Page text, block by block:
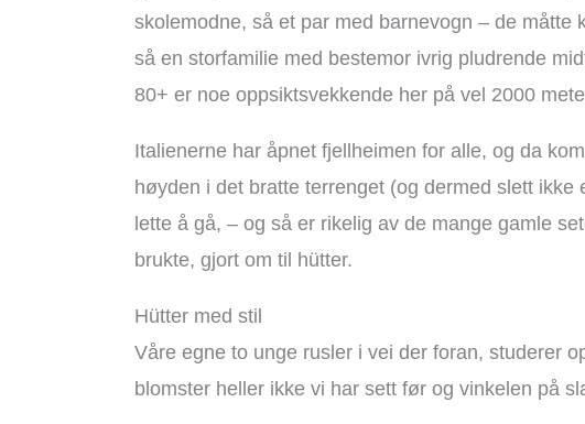
skolemodne, så et par med barnevogn – de måtte
så en storfamilie med bestemor ivrig pludrende
80+ er noe oppsiktsvekkende her på vel 2000
Italienerne har åpnet fjellheimen for alle, og da
høyden i det bratte terrenget (og dermed slett
lette å gå, – og så er rikelig av de mange gamle
brukte, gjort om til hütter.
Hütter med stil
Våre egne to unge rusler i vei der foran, studerer
blomster heller ikke vi har sett før og vinkelen på